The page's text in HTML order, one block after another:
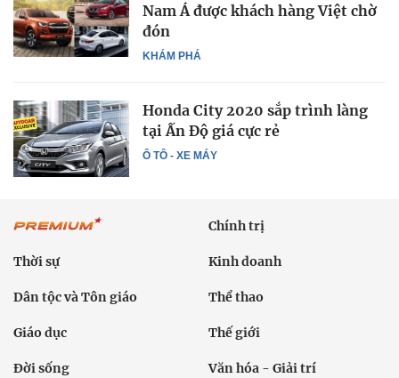
KHÁM PHÁ
Nam Á được khách hàng Việt chờ
đón
Ô TÔ - XE MÁY
Honda City 2020 sắp trình làng
tại Ấn Độ giá cực rẻ
Chính trị
Thời sự Kinh doanh
Dân tộc và Tôn giáo Thể thao
Giáo dục Thế giới
Đời sống Văn hóa - Giải trí